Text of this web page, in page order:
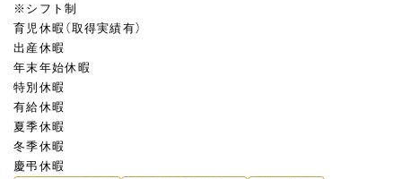
※シフト制
育児休暇（取得実績有）
出産休暇
年末年始休暇
特別休暇
有給休暇
夏季休暇
冬季休暇
慶弔休暇